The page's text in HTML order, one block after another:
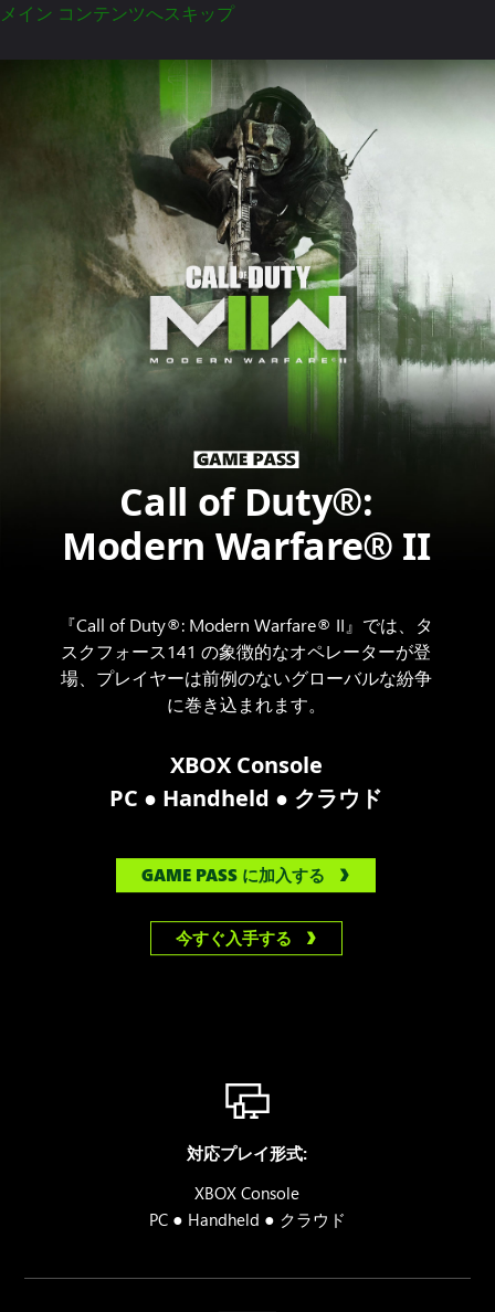
メイン コンテンツへスキップ
Call of Duty®:
Modern Warfare® II
『Call of Duty®: Modern Warfare® II』では、タ
スクフォース141 の象徴的なオペレーターが登
場、プレイヤーは前例のないグローバルな紛争
に巻き込まれます。
XBOX Console
PC ● Handheld ● クラウド
GAME PASS に加入する
今すぐ入手する
対応プレイ形式:
XBOX Console
PC ● Handheld ● クラウド